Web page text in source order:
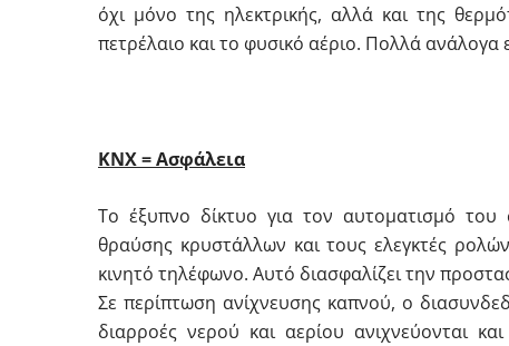
όχι μόνο της ηλεκτρικής, αλλά και της
πετρέλαιο και το φυσικό αέριο. Πολλά ανάλογα
ΚΝΧ = Ασφάλεια
Το έξυπνο δίκτυο για τον αυτοματισμό του
θραύσης κρυστάλλων και τους ελεγκτές
κινητό τηλέφωνο. Αυτό διασφαλίζει την
Σε περίπτωση ανίχνευσης καπνού, ο
διαρροές νερού και αερίου ανιχνεύονται